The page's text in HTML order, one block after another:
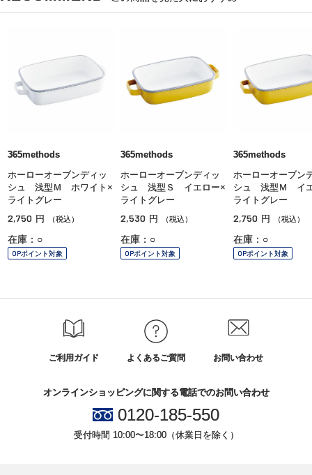
365methods
ホーローオーブンディッ
シュ 浅型Ｍ ホワイト×
ライトグレー
2,750 円 （税込）
在庫：○
OPポイント対象
365methods
ホーローオーブンディッ
シュ 浅型Ｓ イエロー×
ライトグレー
2,530 円 （税込）
在庫：○
OPポイント対象
365methods
ホーローオーブン
シュ 浅型Ｍ イ
ライトグレー
2,750 円 （税込）
在庫：○
OPポイント対象
ご利用ガイド よくあるご質問 お問い合わせ
オンラインショッピングに関する電話でのお問い合わせ
0120-185-550
受付時間 10:00〜18:00（休業日を除く）